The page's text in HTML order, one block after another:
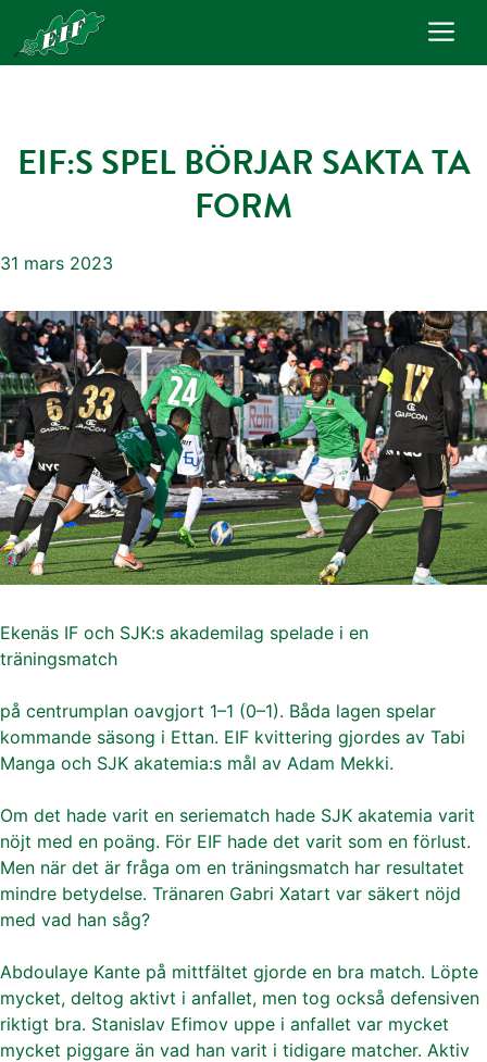
innehåll
EIF:S SPEL BÖRJAR SAKTA TA
FORM
31 mars 2023
Ekenäs IF och SJK:s akademilag spelade i en
träningsmatch
på centrumplan oavgjort 1–1 (0–1). Båda lagen spelar
kommande säsong i Ettan. EIF kvittering gjordes av Tabi
Manga och SJK akatemia:s mål av Adam Mekki.
Om det hade varit en seriematch hade SJK akatemia varit
nöjt med en poäng. För EIF hade det varit som en förlust.
Men när det är fråga om en träningsmatch har resultatet
mindre betydelse. Tränaren Gabri Xatart var säkert nöjd
med vad han såg?
Abdoulaye Kante på mittfältet gjorde en bra match. Löpte
mycket, deltog aktivt i anfallet, men tog också defensiven
riktigt bra. Stanislav Efimov uppe i anfallet var mycket
mycket piggare än vad han varit i tidigare matcher. Aktiv